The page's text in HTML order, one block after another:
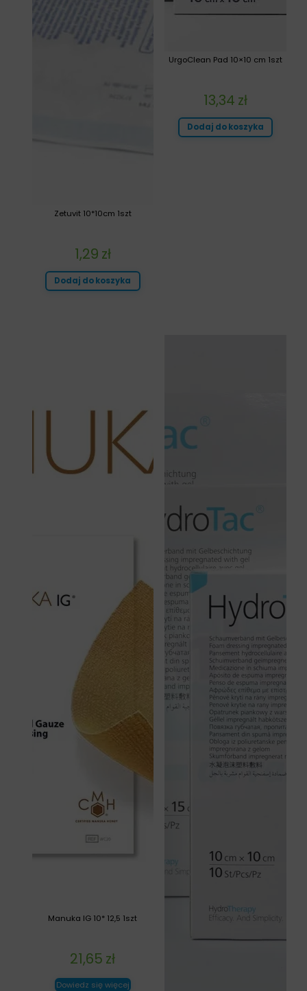
UrgoClean Pad 10×10 cm 1szt
13,34 zł
Dodaj do koszyka
Zetuvit 10*10cm 1szt
1,29 zł
Dodaj do koszyka
Manuka IG 10* 12,5 1szt
21,65 zł
Dowiedz się więcej